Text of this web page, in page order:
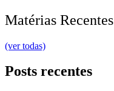
Matérias Recentes
(ver todas)
Posts recentes